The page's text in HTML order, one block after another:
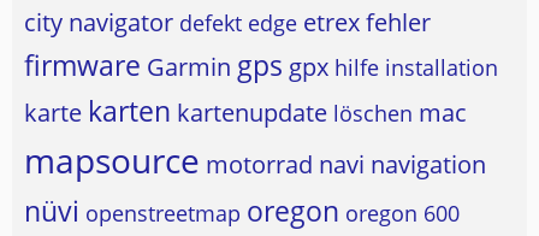
city navigator defekt edge etrexfehler
firmware Garmin gps gpx hilfe installation
karte karten kartenupdate löschen mac
mapsource motorrad navi navigation
nüvi openstreetmap oregon oregon 600